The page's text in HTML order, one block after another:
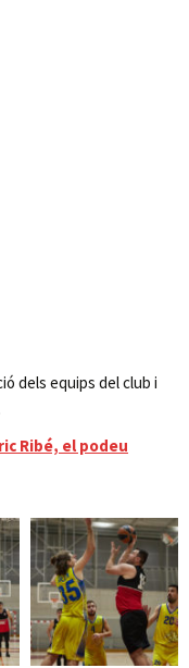
dels equips del club i
Ribé, el podeu